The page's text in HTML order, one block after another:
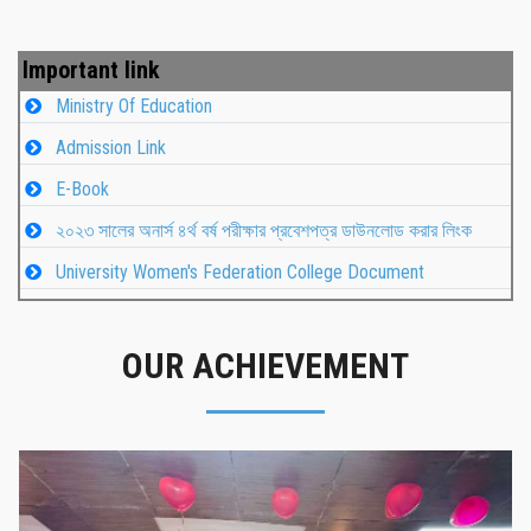
Important link
Ministry Of Education
Admission Link
E-Book
২০২৩ সালের অনার্স ৪র্থ বর্ষ পরীক্ষার প্রবেশপত্র ডাউনলোড করার লিংক
University Women's Federation College Document
OUR ACHIEVEMENT